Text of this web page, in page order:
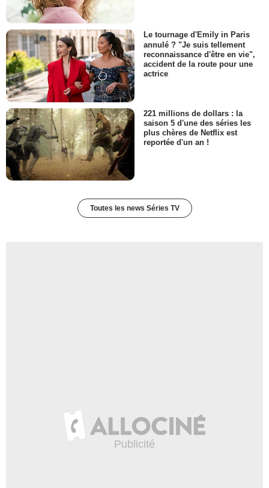
Le tournage d'Emily in Paris
annulé ? "Je suis tellement
reconnaissance d'être en vie",
accident de la route pour une
actrice
221 millions de dollars : la
saison 5 d'une des séries les
plus chères de Netflix est
reportée d'un an !
Toutes les news Séries TV